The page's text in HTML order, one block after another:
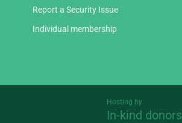
Report a Security Issue
Individual membership
Hosting by
In-kind donors